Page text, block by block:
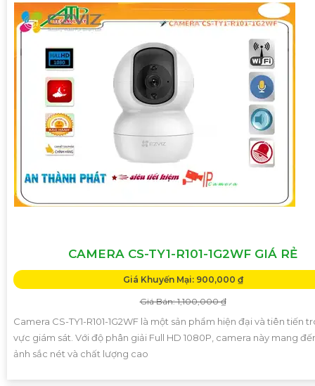
CAMERA CS-TY1-R101-1G2WF GIÁ RẺ
Giá Khuyến Mại: 900,000 ₫
Giá Bán: 1,100,000 ₫
Camera CS-TY1-R101-1G2WF là một sản phẩm hiện đại và tiên tiến
vực giám sát. Với độ phân giải Full HD 1080P, camera này mang
ảnh sắc nét và chất lượng cao